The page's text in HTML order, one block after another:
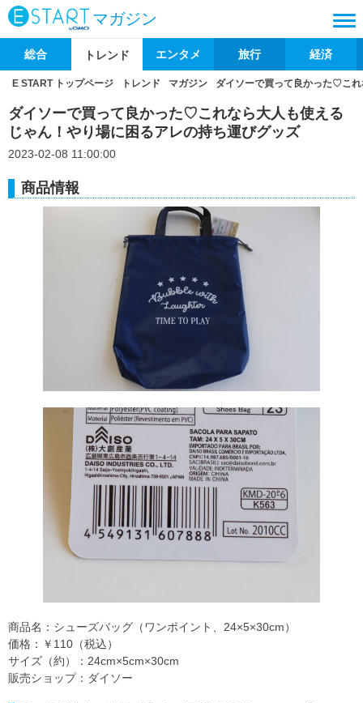
マガジン
総合 トレンド エンタメ 旅行 経済
E START トップページ トレンド マガジン ダイソーで買って良かった♡こ
ダイソーで買って良かった♡これなら大人も使える
じゃん！やり場に困るアレの持ち運びグッズ
2023-02-08 11:00:00
商品情報
商品名：シューズバッグ（ワンポイント、24×5×30cm）
価格：￥110（税込）
サイズ（約）：24cm×5cm×30cm
販売ショップ：ダイソー